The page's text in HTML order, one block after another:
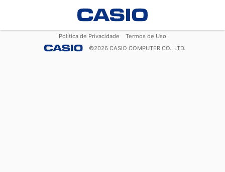
Política de Privacidade
Termos de Uso
©2026 CASIO COMPUTER CO., LTD.